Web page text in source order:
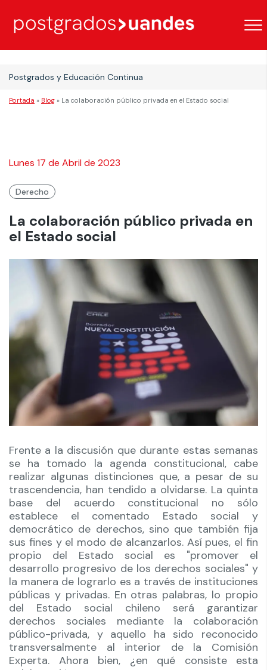
Postgrados y Educación Continua
Portada » Blog » La colaboración público privada en el Estado social
Lunes 17 de Abril de 2023
Derecho
La colaboración público privada en
el Estado social
Frente a la discusión que durante estas semanas
se ha tomado la agenda constitucional, cabe
realizar algunas distinciones que, a pesar de su
trascendencia, han tendido a olvidarse. La quinta
base del acuerdo constitucional no sólo
establece el comentado Estado social y
democrático de derechos, sino que también fija
sus fines y el modo de alcanzarlos. Así pues, el fin
propio del Estado social es "promover el
desarrollo progresivo de los derechos sociales" y
la manera de lograrlo es a través de instituciones
públicas y privadas. En otras palabras, lo propio
del Estado social chileno será garantizar
derechos sociales mediante la colaboración
público-privada, y aquello ha sido reconocido
transversalmente al interior de la Comisión
Experta. Ahora bien, ¿en qué consiste esta